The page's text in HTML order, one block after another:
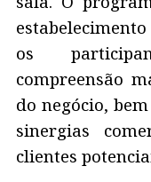
os
compreensão
do negócio,
sinergias
clientes